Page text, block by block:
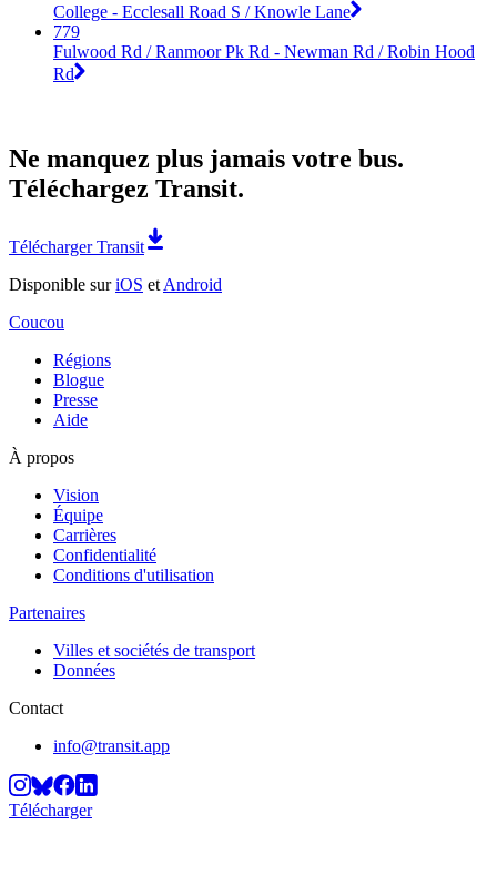
College - Ecclesall Road S / Knowle Lane
779
Fulwood Rd / Ranmoor Pk Rd - Newman Rd / Robin Hood
Rd
Ne manquez plus jamais votre bus.
Téléchargez Transit.
Télécharger Transit
Disponible suriOS et Android
Coucou
Régions
Blogue
Presse
Aide
À propos
Vision
Équipe
Carrières
Confidentialité
Conditions d'utilisation
Partenaires
Villes et sociétés de transport
Données
Contact
info@transit.app
Télécharger